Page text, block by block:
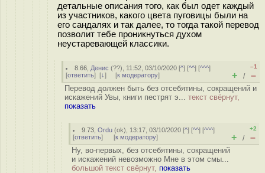
детальные описания того, как был одет каждый
из участников, какого цвета пуговицы были на
его сандалях и так далее, то тогда такой перевод
позволит тебе проникнуться духом
неустаревающей классики.
8.66 Денис (??), 11:52, 03/10/2020 [^] [^^] [^^^]
[ответить] [↓] [к модератору]
–1
+ / –
Перевод должен быть без отсебятины, сокращений и
искажений Увы, книги пестрят э... текст свёрнут,
показать
9.73 ,Ordu (ok), 13:17, 03/10/2020 [^] [^^] [^^^]
[ответить] [к модератору]
+2
+ / –
Ну, во-первых, без отсебятины, сокращений
и искажений невозможно Мне в этом смы...
большой текст свёрнут, показать